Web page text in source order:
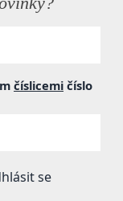
číslicemi číslo
se